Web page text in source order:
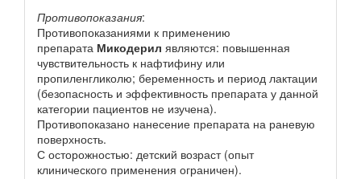
Противопоказания:
Противопоказаниями к применению
препарата Микодерил являются: повышенная
чувствительность к нафтифину или
пропиленгликолю; беременность и период лактации
(безопасность и эффективность препарата у данной
категории пациентов не изучена).
Противопоказано нанесение препарата на раневую
поверхность.
С осторожностью: детский возраст (опыт
клинического применения ограничен).